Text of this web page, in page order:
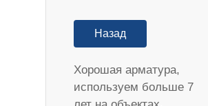
Назад
Хорошая арматура,
используем больше 7